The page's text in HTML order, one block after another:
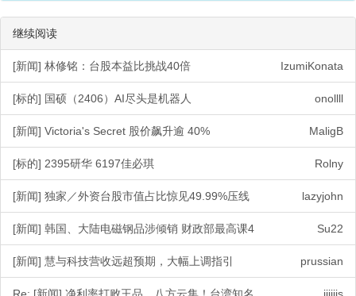
继续阅读
[新闻] 林修铭：台股本益比挑战40倍 IzumiKonata
[标的] 国硕（2406）AI尽头是机器人 onollll
[新闻] Victoria's Secret 股价飙升逾 40% MaligB
[标的] 2395研华 6197佳必琪 Rolny
[新闻] 独家／外资台股市值占比惊见49.99%压线 lazyjohn
[新闻] 韩国、大陆电磁钢品涉倾销 财政部最高课4 Su22
[新闻] 慧与科技营收远超预期，大幅上调指引 prussian